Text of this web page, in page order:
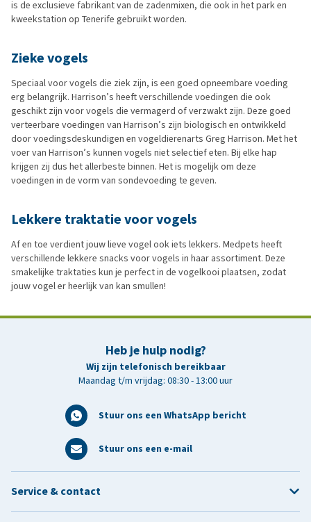
is de exclusieve fabrikant van de zadenmixen, die ook in het park en
kweekstation op Tenerife gebruikt worden.
Zieke vogels
Speciaal voor vogels die ziek zijn, is een goed opneembare voeding
erg belangrijk. Harrison’s heeft verschillende voedingen die ook
geschikt zijn voor vogels die vermagerd of verzwakt zijn. Deze goed
verteerbare voedingen van Harrison’s zijn biologisch en ontwikkeld
door voedingsdeskundigen en vogeldierenarts Greg Harrison. Met het
voer van Harrison’s kunnen vogels niet selectief eten. Bij elke hap
krijgen zij dus het allerbeste binnen. Het is mogelijk om deze
voedingen in de vorm van sondevoeding te geven.
Lekkere traktatie voor vogels
Af en toe verdient jouw lieve vogel ook iets lekkers. Medpets heeft
verschillende lekkere snacks voor vogels in haar assortiment. Deze
smakelijke traktaties kun je perfect in de vogelkooi plaatsen, zodat
jouw vogel er heerlijk van kan smullen!
Heb je hulp nodig?
Wij zijn telefonisch bereikbaar
Maandag t/m vrijdag: 08:30 - 13:00 uur
Stuur ons een WhatsApp bericht
Stuur ons een e-mail
Service & contact